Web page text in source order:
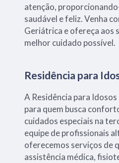
atenção,
saudável e feliz. Venha
Geriátrica e ofereça aos
melhor cuidado possível.
Residência para
A Residência para
para quem busca
cuidados especiais na
equipe de profissionais
oferecemos serviços de
assistência médica,